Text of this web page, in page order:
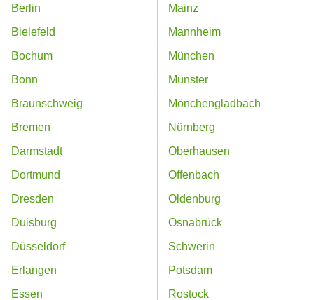
Berlin
Bielefeld
Bochum
Bonn
Braunschweig
Bremen
Darmstadt
Dortmund
Dresden
Duisburg
Düsseldorf
Erlangen
Essen
Mainz
Mannheim
München
Münster
Mönchengladbach
Nürnberg
Oberhausen
Offenbach
Oldenburg
Osnabrück
Schwerin
Potsdam
Rostock